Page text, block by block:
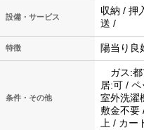
設備・サービス
収納 / 押
送 /
特徴 陽当り良
条件・その他
ガス:都
居:可 / ペ
室外洗濯
敷金不要
上 / カー